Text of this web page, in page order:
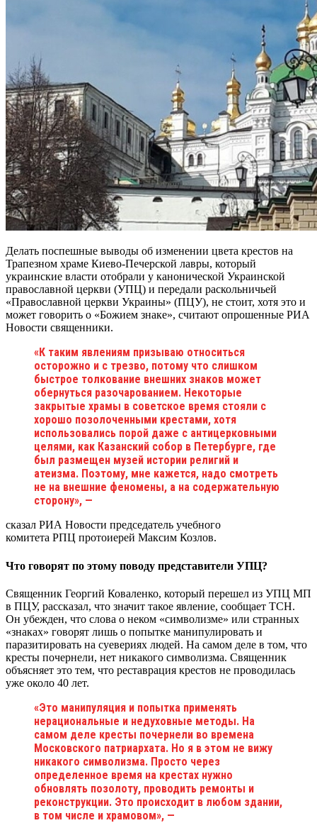
Делать поспешные выводы об изменении цвета крестов на
Трапезном храме Киево-Печерской лавры, который
украинские власти отобрали у канонической Украинской
православной церкви (УПЦ) и передали раскольничьей
«Православной церкви Украины» (ПЦУ), не стоит, хотя это и
может говорить о «Божием знаке», считают опрошенные РИА
Новости священники.
«К таким явлениям призываю относиться
осторожно и с трезво, потому что слишком
быстрое толкование внешних знаков может
обернуться разочарованием. Некоторые
закрытые храмы в советское время стояли с
хорошо позолоченными крестами, хотя
использовались порой даже с антицерковными
целями, как Казанский собор в Петербурге, где
был размещен музей истории религий и
атеизма. Поэтому, мне кажется, надо смотреть
не на внешние феномены, а на содержательную
сторону», —
сказал РИА Новости председатель учебного
комитета РПЦ протоиерей Максим Козлов.
Что говорят по этому поводу представители УПЦ?
Священник Георгий Коваленко, который перешел из УПЦ МП
в ПЦУ, рассказал, что значит такое явление, сообщает ТСН.
Он убежден, что слова о неком «символизме» или странных
«знаках» говорят лишь о попытке манипулировать и
паразитировать на суевериях людей. На самом деле в том, что
кресты почернели, нет никакого символизма. Священник
объясняет это тем, что реставрация крестов не проводилась
уже около 40 лет.
«Это манипуляция и попытка применять
нерациональные и недуховные методы. На
самом деле кресты почернели во времена
Московского патриархата. Но я в этом не вижу
никакого символизма. Просто через
определенное время на крестах нужно
обновлять позолоту, проводить ремонты и
реконструкции. Это происходит в любом здании,
в том числе и храмовом», —